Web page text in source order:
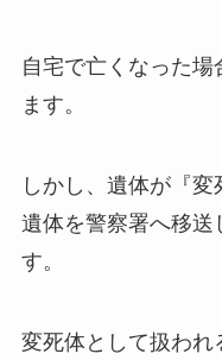
自宅で亡くなった場
ます。
しかし、遺体が『変
遺体を警察署へ移送
す。
変死体として扱われ